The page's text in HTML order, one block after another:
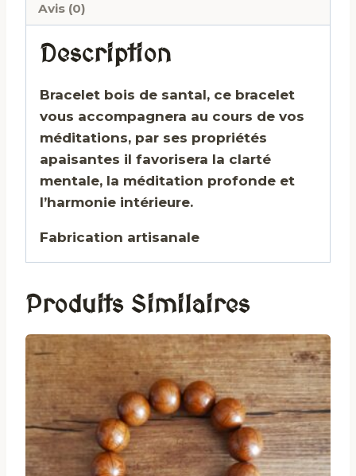
Avis (0)
Description
Bracelet bois de santal, ce bracelet
vous accompagnera au cours de vos
méditations, par ses propriétés
apaisantes il favorisera la clarté
mentale, la méditation profonde et
l’harmonie intérieure.
Fabrication artisanale
Produits Similaires